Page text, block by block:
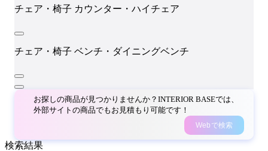
チェア・椅子 カウンター・ハイチェア
チェア・椅子 ベンチ・ダイニングベンチ
お探しの商品が見つかりませんか？INTERIOR BASEでは、
外部サイトの商品でもお見積もり可能です！
Webで検索
検索結果